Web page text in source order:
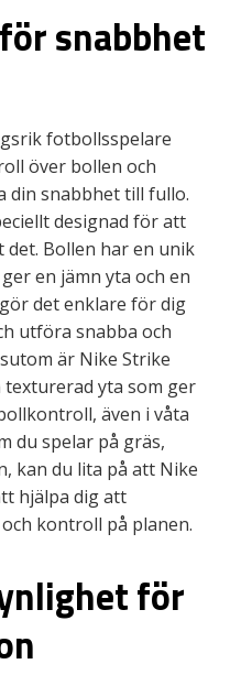
snabbhet
fotbollsspelare
över bollen och
din snabbhet till fullo.
designad för att
Bollen har en unik
en jämn yta och en
det enklare för dig
utföra snabba och
är Nike Strike
yta som ger
även i våta
du spelar på gräs,
kan du lita på att Nike
hjälpa dig att
kontroll på planen.
för